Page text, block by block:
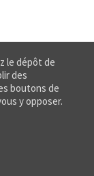
le dépôt de
des
boutons de
y opposer.